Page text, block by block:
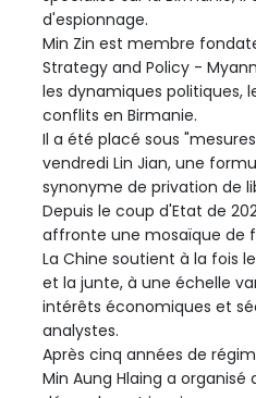
d'espionnage.
Min Zin est membre
Strategy and Policy -
les dynamiques politiques,
conflits en Birmanie.
Il a été placé sous
vendredi Lin Jian, une
synonyme de privation de
Depuis le coup d'Etat de
affronte une mosaïque de
La Chine soutient à la fois
et la junte, à une échelle
intérêts économiques et
analystes.
Après cinq années de
Min Aung Hlaing a organisé